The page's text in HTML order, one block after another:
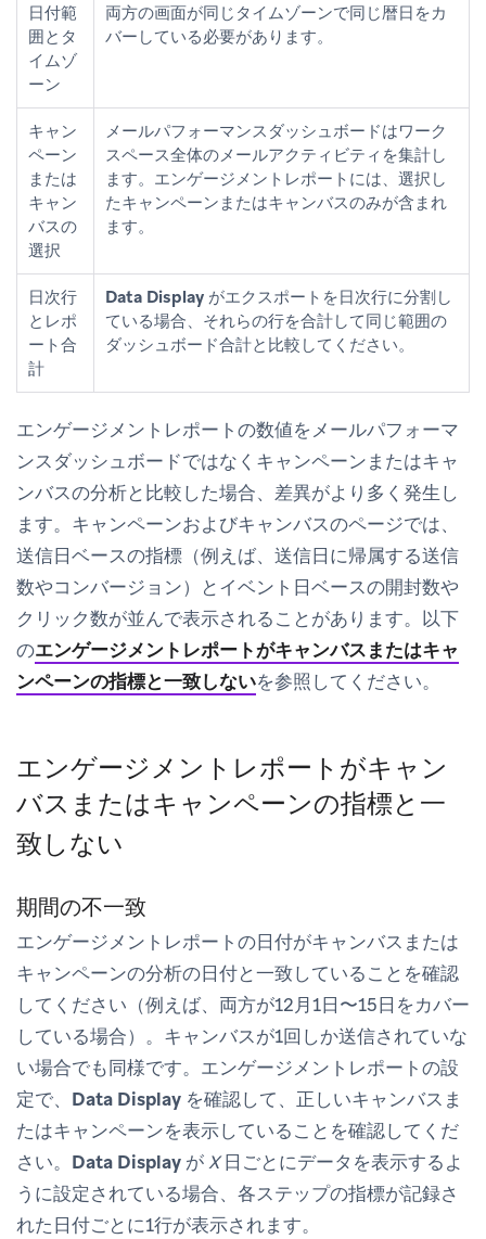
日付範
囲とタ
イムゾ
ーン
両方の画面が同じタイムゾーンで同じ暦日をカ
バーしている必要があります。
キャン
ペーン
または
キャン
バスの
選択
メールパフォーマンスダッシュボードはワーク
スペース全体のメールアクティビティを集計し
ます。エンゲージメントレポートには、選択し
たキャンペーンまたはキャンバスのみが含まれ
ます。
日次行
とレポ
ート合
計
Data Display がエクスポートを日次行に分割し
ている場合、それらの行を合計して同じ範囲の
ダッシュボード合計と比較してください。
エンゲージメントレポートの数値をメールパフォーマ
ンスダッシュボードではなく キャンペーンまたはキャ
ンバスの分析と比較した場合、差異がより多く発生し
ます。キャンペーンおよびキャンバスのページでは、
送信日ベースの指標（例えば、送信日に帰属する送信
数やコンバージョン）とイベント日ベースの開封数や
クリック数が並んで表示されることがあります。以下
のエンゲージメントレポートがキャンバスまたはキャ
ンペーンの指標と一致しないを参照してください。
エンゲージメントレポートがキャン
バスまたはキャンペーンの指標と一
致しない
期間の不一致
エンゲージメントレポートの日付がキャンバスまたは
キャンペーンの分析の日付と一致していることを確認
してください（例えば、両方が12月1日〜15日をカバー
している場合）。キャンバスが1回しか送信されていな
い場合でも同様です。エンゲージメントレポートの設
定で、 Data Display を確認して、正しいキャンバスま
たはキャンペーンを表示していることを確認してくだ
さい。 Data Display がX日ごとにデータを表示するよ
うに設定されている場合、各ステップの指標が記録さ
れた日付ごとに1行が表示されます。